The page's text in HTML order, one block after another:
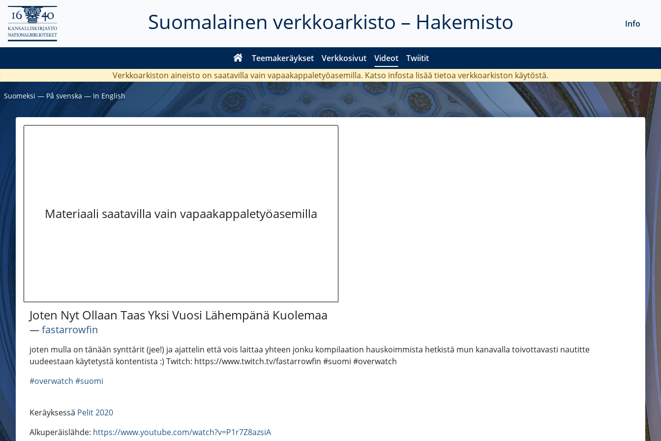
Suomalainen verkkoarkisto – Hakemisto
Teemakeräykset Verkkosivut Videot Twiitit
Info
Verkkoarkiston aineisto on saatavilla vain vapaakappaletyöasemilla. Katso infosta lisää tietoa verkkoarkiston käytöstä.
Suomeksi ― På svenska ― In English
Materiaali saatavilla vain vapaakappaletyöasemilla
Joten Nyt Ollaan Taas Yksi Vuosi Lähempänä Kuolemaa
―fastarrowfin
joten mulla on tänään synttärit (jee!) ja ajattelin että vois laittaa yhteen jonku kompilaation hauskoimmista hetkistä mun kanavalla toivottavasti nautitte
uudeestaan käytetystä kontentista :) Twitch: https://www.twitch.tv/fastarrowfin #suomi #overwatch
#overwatch #suomi
Keräyksessä Pelit 2020
Alkuperäislähde: https://www.youtube.com/watch?v=P1r7Z8azsiA